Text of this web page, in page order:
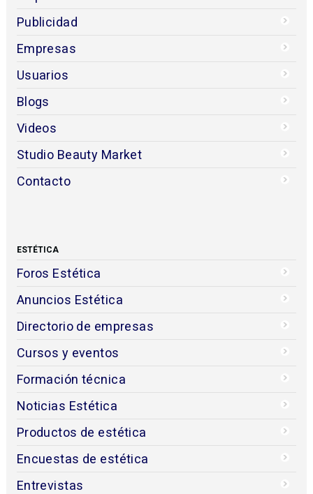
Publicidad
Empresas
Usuarios
Blogs
Videos
Studio Beauty Market
Contacto
ESTÉTICA
Foros Estética
Anuncios Estética
Directorio de empresas
Cursos y eventos
Formación técnica
Noticias Estética
Productos de estética
Encuestas de estética
Entrevistas